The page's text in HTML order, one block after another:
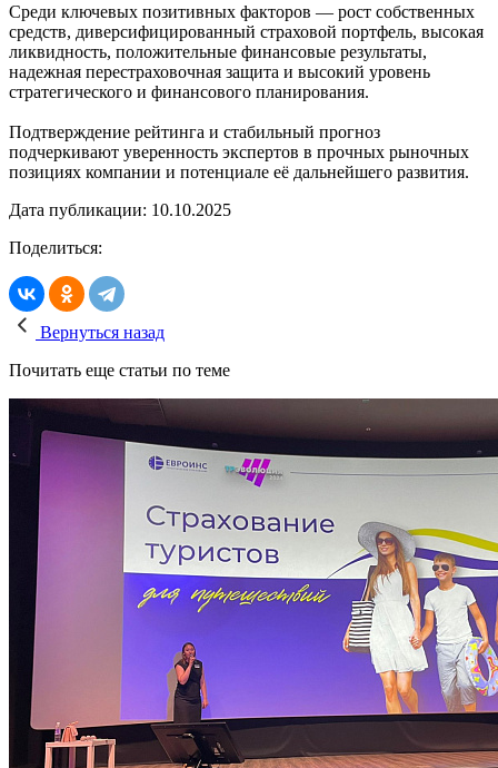
Среди ключевых позитивных факторов — рост собственных
средств, диверсифицированный страховой портфель, высокая
ликвидность, положительные финансовые результаты,
надежная перестраховочная защита и высокий уровень
стратегического и финансового планирования.
Подтверждение рейтинга и стабильный прогноз
подчеркивают уверенность экспертов в прочных рыночных
позициях компании и потенциале её дальнейшего развития.
Дата публикации: 10.10.2025
Поделиться:
Вернуться назад
Почитать еще статьи по теме